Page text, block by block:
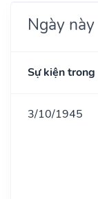
Ngày
Sự kiện trong
3/10/1945